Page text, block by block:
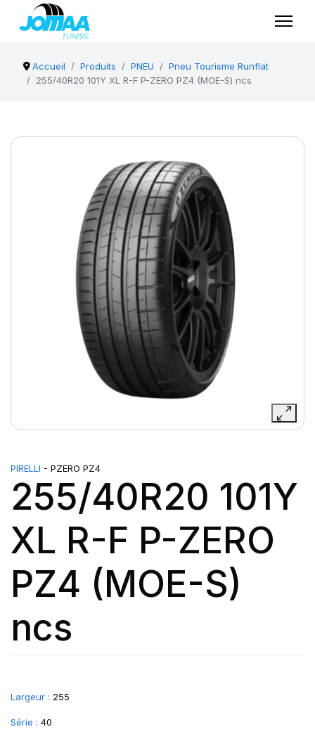
Accueil Produits PNEU
Pneu Tourisme Runflat
255/40R20 101Y XL R-F P-ZERO PZ4 (MOE-S) ncs
PIRELLI - PZERO PZ4
255/40R20 101Y
XL R-F P-ZERO
PZ4 (MOE-S)
ncs
Largeur : 255
Série : 40